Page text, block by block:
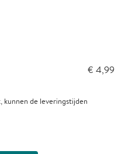
€ 4,99
de leveringstijden